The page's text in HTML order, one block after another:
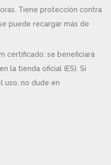
Tiene protección contra
puede recargar más de
certificado: se beneficiará
la tienda oficial (ES). Si
uso, no dude en